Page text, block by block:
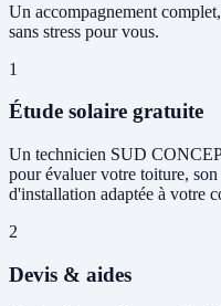
Un accompagnement
sans stress pour vous.
1
Étude solaire gratuite
Un technicien SUD
pour évaluer votre toiture,
d'installation adaptée à votre
2
Devis & aides